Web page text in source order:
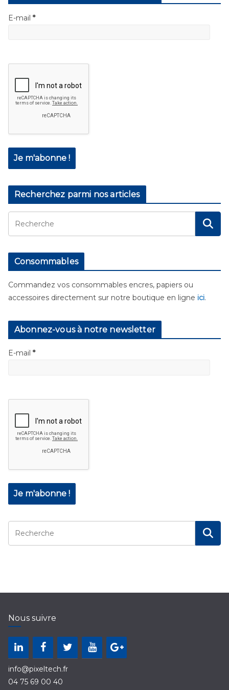
E-mail *
Recherchez parmi nos articles
Consommables
Commandez vos consommables encres, papiers ou
accessoires directement sur notre boutique en ligne ici.
Abonnez-vous à notre newsletter
E-mail *
Nous suivre
info@pixeltech.fr
04 75 69 00 40